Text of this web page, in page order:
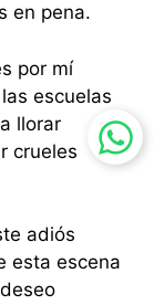
en pena.
por mí
escuelas
llorar
crueles
adiós
esta escena